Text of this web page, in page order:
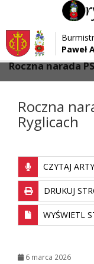
Przejdź do menu
Przejdź do głównej treści strony
Przejdź do stopki strony
Paweł
Strona główna >
Roczna narada
Roczna
Ryglicach
CZYTAJ
DRUKUJ
WYŚWIETL
6 marca 2026